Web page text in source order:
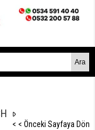
< < Önceki Sayfaya Dön